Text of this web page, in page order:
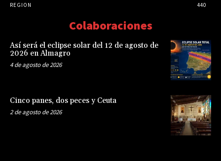
REGION
440
Colaboraciones
Así será el eclipse solar del 12 de agosto de
2026 en Almagro
4 de agosto de 2026
Cinco panes, dos peces y Ceuta
2 de agosto de 2026